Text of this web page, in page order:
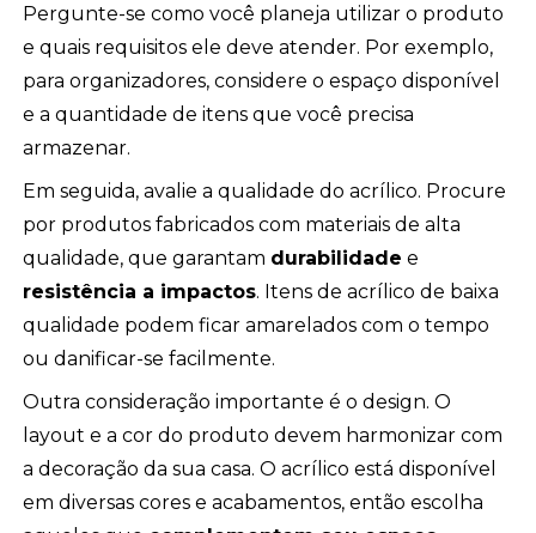
Pergunte-se como você planeja utilizar o produto
e quais requisitos ele deve atender. Por exemplo,
para organizadores, considere o espaço disponível
e a quantidade de itens que você precisa
armazenar.
Em seguida, avalie a qualidade do acrílico. Procure
por produtos fabricados com materiais de alta
qualidade, que garantam durabilidade e
resistência a impactos. Itens de acrílico de baixa
qualidade podem ficar amarelados com o tempo
ou danificar-se facilmente.
Outra consideração importante é o design. O
layout e a cor do produto devem harmonizar com
a decoração da sua casa. O acrílico está disponível
em diversas cores e acabamentos, então escolha